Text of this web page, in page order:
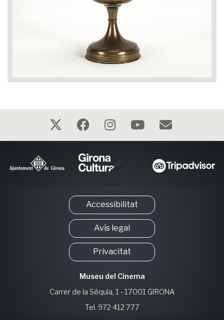
Accessibilitat
Avís legal
Privacitat
Museu del Cinema
Carrer de la Séquia, 1 - 17001 GIRONA
Tel. 972 412 777